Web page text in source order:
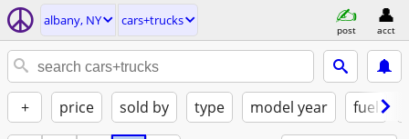
albany, NY cars+trucks
post acct
+ price sold by type model year fuel